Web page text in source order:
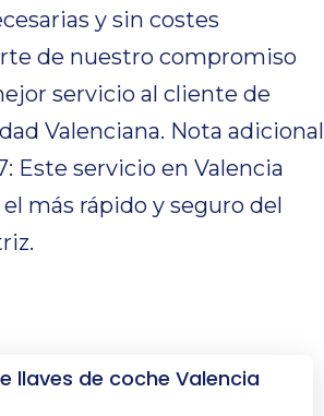
y sin costes
de nuestro compromiso
servicio al cliente de
Valenciana. Nota adicional
Este servicio en Valencia
más rápido y seguro del
llaves de coche Valencia